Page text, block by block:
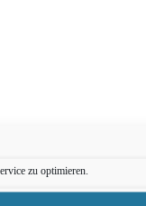
zu optimieren.